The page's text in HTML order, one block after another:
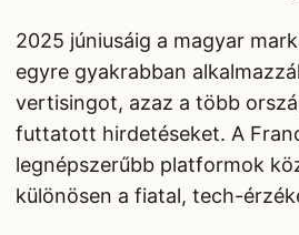
2025 júniusáig a magyar
egyre gyakrabban
vertisingot, azaz a több
futtatott hirdetéseket. A
legnépszerűbb platformok
különösen a fiatal, tech-